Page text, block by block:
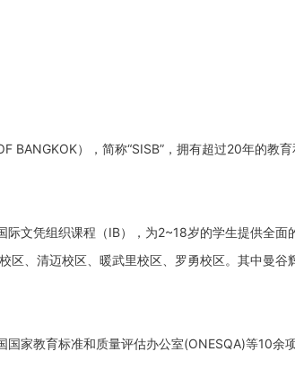
BANGKOK），简称“SISB”，拥有超过20年的教育
文凭组织课程（IB），为2~18岁的学生提供全面
区、清迈校区、暖武里校区、罗勇校区。其中曼谷
家教育标准和质量评估办公室(ONESQA)等10余